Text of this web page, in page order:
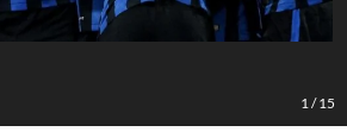
1 /15